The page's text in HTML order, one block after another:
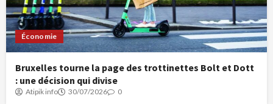
Économie
Bruxelles tourne la page des trottinettes Bolt et Dott
: une décision qui divise
Atipik info 30/07/2026 0